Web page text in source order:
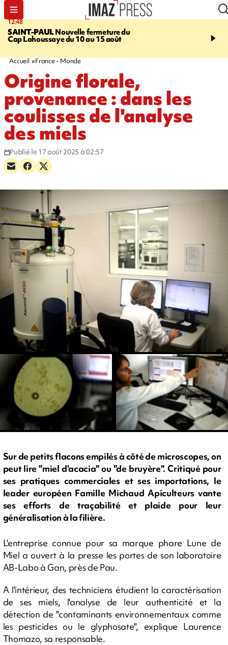
12:48
SAINT-PAULNouvelle fermeture du
Cap Lahoussaye du 10 au 15 août
14:23
massif de migrants, la
Accueil France - Monde
Origine florale,
provenance : dans les
coulisses de l'analyse
des miels
Publié le 17 août 2025 à 02:57
Sur de petits flacons empilés à côté de microscopes, on
peut lire "miel d'acacia" ou "de bruyère". Critiqué pour
ses pratiques commerciales et ses importations, le
leader européen Famille Michaud Apiculteurs vante
ses efforts de traçabilité et plaide pour leur
généralisation à la filière.
L'entreprise connue pour sa marque phare Lune de
Miel a ouvert à la presse les portes de son laboratoire
AB-Labo à Gan, près de Pau.
A l'intérieur, des techniciens étudient la caractérisation
de ses miels, l'analyse de leur authenticité et la
détection de "contaminants environnementaux comme
les pesticides ou le glyphosate", explique Laurence
Thomazo, sa responsable.